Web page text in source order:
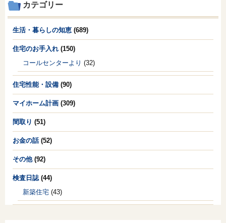
カテゴリー
生活・暮らしの知恵 (689)
住宅のお手入れ (150)
コールセンターより (32)
住宅性能・設備 (90)
マイホーム計画 (309)
間取り (51)
お金の話(52)
その他(92)
検査日誌(44)
新築住宅 (43)